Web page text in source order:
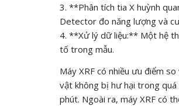
3. **Phân tích tia X huỳnh
Detector đo năng lượng và
4. **Xử lý dữ liệu:** Một hệ
tố trong mẫu.
Máy XRF có nhiều ưu điểm
vật không bị hư hại trong
phút. Ngoài ra, máy XRF có